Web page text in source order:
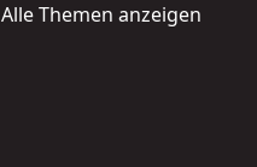
Alle Themen anzeigen